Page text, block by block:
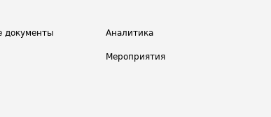
документы Аналитика
Мероприятия